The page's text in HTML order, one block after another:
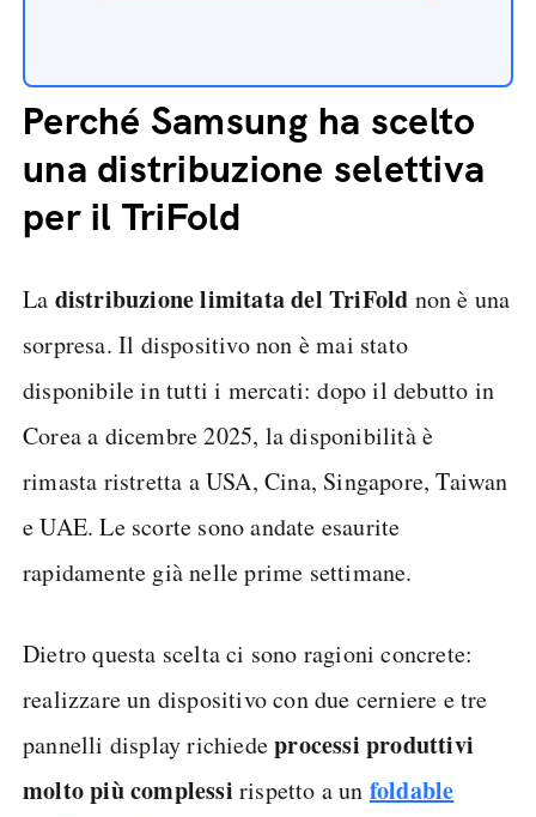
Perché Samsung ha scelto
una distribuzione selettiva
per il TriFold
La distribuzione limitata del TriFold non è una
sorpresa. Il dispositivo non è mai stato
disponibile in tutti i mercati: dopo il debutto in
Corea a dicembre 2025, la disponibilità è
rimasta ristretta a USA, Cina, Singapore, Taiwan
e UAE. Le scorte sono andate esaurite
rapidamente già nelle prime settimane.
Dietro questa scelta ci sono ragioni concrete:
realizzare un dispositivo con due cerniere e tre
pannelli display richiedeprocessi produttivi
molto più complessi rispetto a un foldable